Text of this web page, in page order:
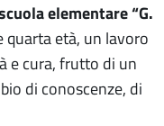
elementare “G.
quarta età, un lavoro
e cura, frutto di un
di conoscenze, di